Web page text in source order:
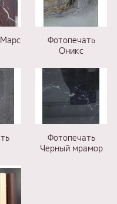
Фотопечать
Оникс
Фотопечать
Черный мрамор